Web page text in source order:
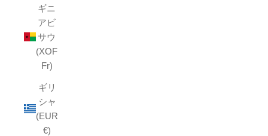
ギニ
アビ
サウ
(XOF
Fr)
ギリ
シャ
(EUR
€)